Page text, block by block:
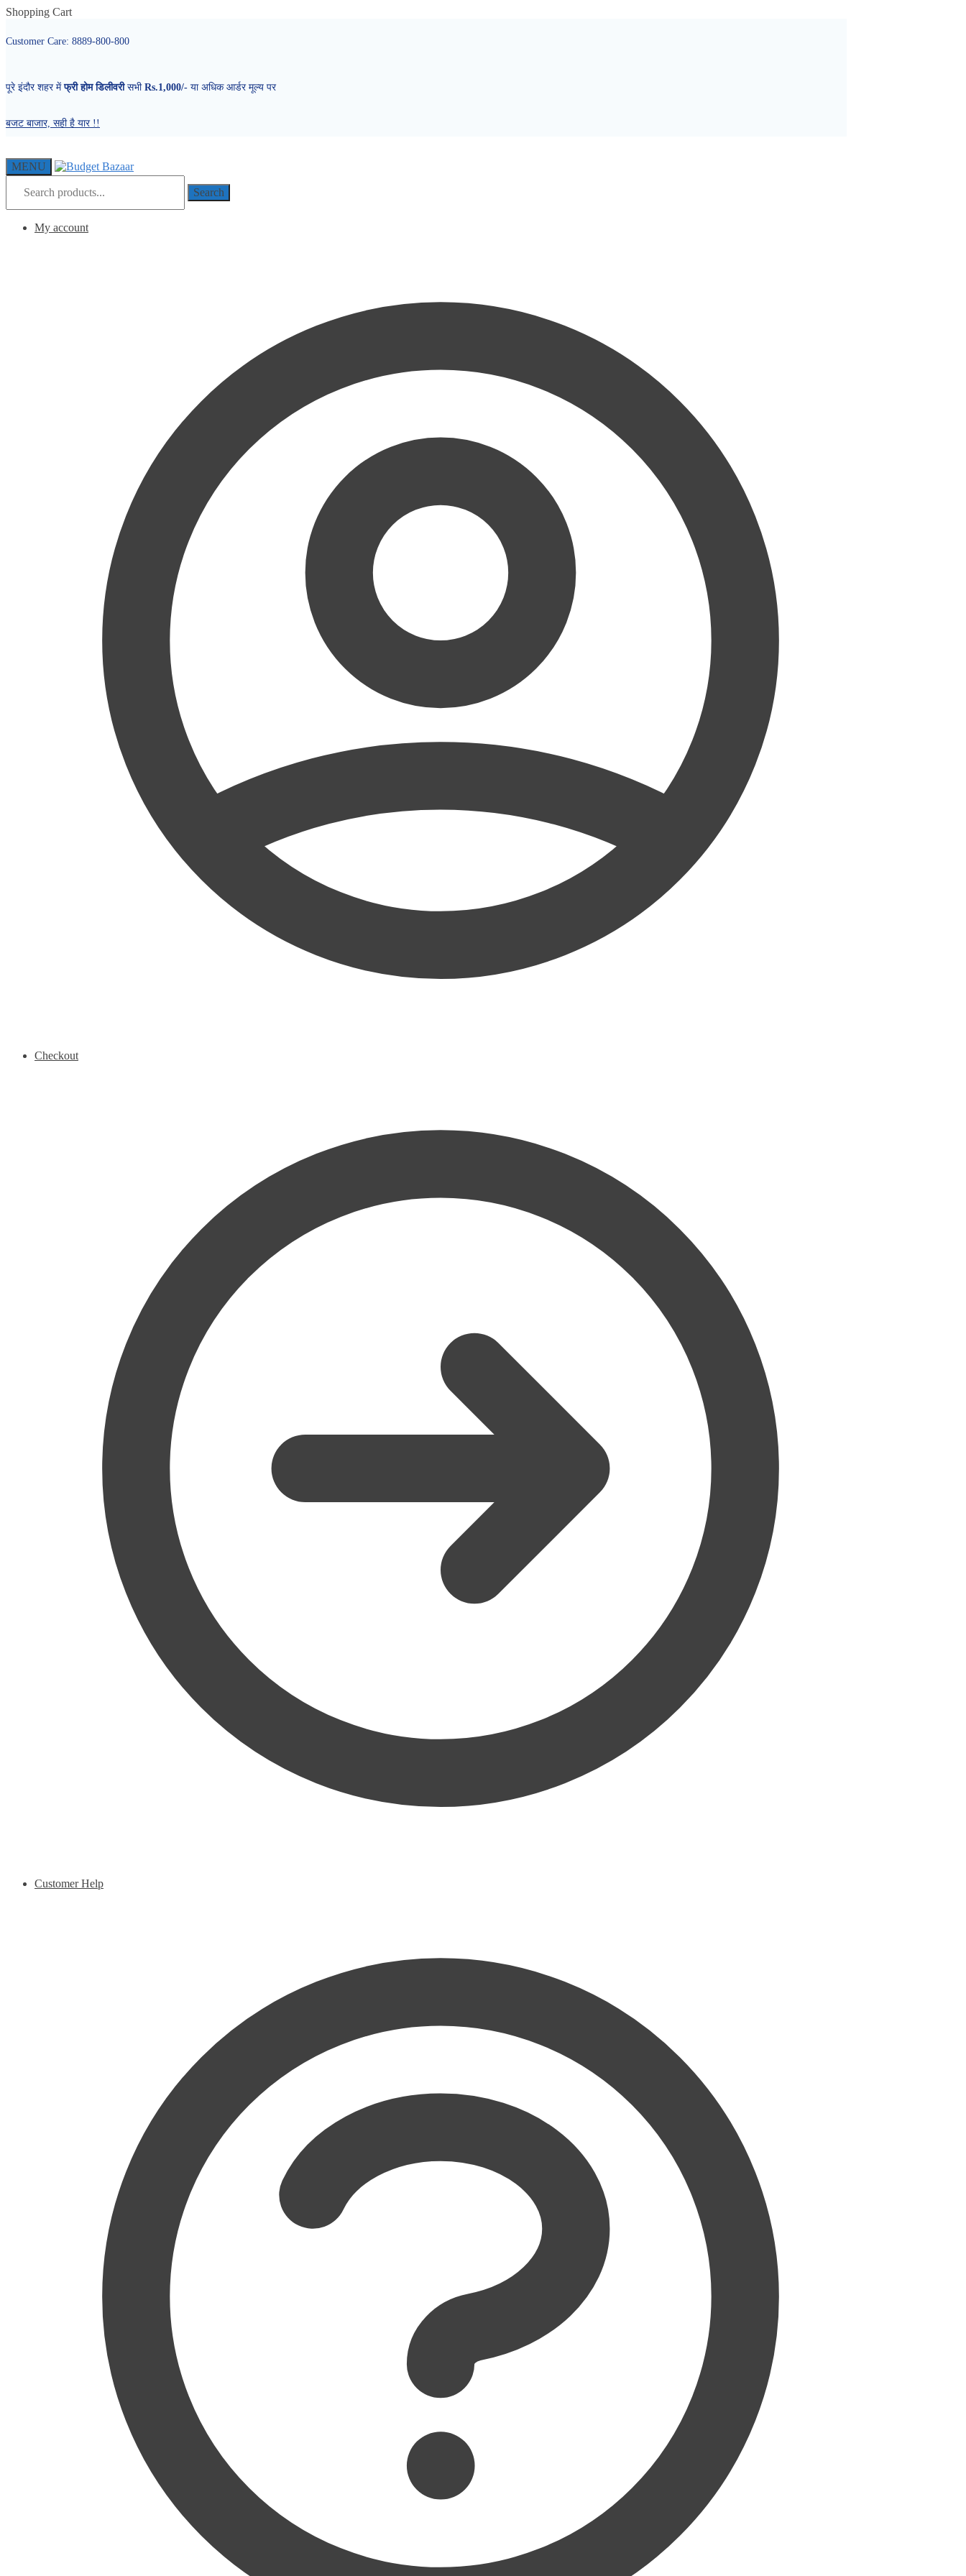
Skip
navigation
Skip
content
Shopping Cart
Customer Care: 8889-800-800
पूरे इंदौर शहर मेंफ्री होम डिलीवरीसभी Rs.1,000/- या अधिक आर्डर मूल्य पर
बजट बाजार, सही है यार !!
MENU
Search
My account
Checkout
Customer Help